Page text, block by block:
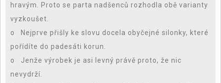
hravým. Proto se parta nadšenců rozhodla obě varianty
vyzkoušet.
o Nejprve přišly ke slovu docela obyčejné silonky, které
pořídíte do padesáti korun.
o Jenže výrobek je asi levný právě proto, že nic
nevydrží.